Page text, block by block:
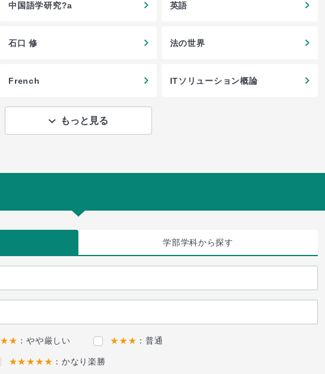
中国語学研究?a 英語
石口 修 法の世界
French ITソリューション概論
もっと見る
学部学科から探す
★★ ：やや厳しい ★★★ ：普通
★★★★★ ：かなり楽勝